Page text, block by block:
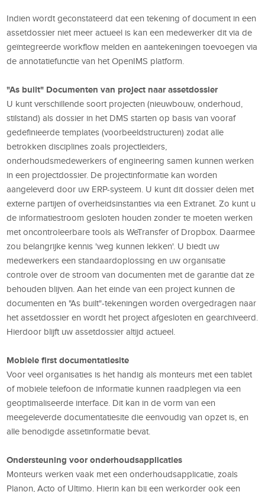
Indien wordt geconstateerd dat een tekening of document in een
assetdossier niet meer actueel is kan een medewerker dit via de
geïntegreerde workflow melden en aantekeningen toevoegen via
de annotatiefunctie van het OpenIMS platform.
"As built" Documenten van project naar assetdossier
U kunt verschillende soort projecten (nieuwbouw, onderhoud,
stilstand) als dossier in het DMS starten op basis van vooraf
gedefinieerde templates (voorbeeldstructuren) zodat alle
betrokken disciplines zoals projectleiders,
onderhoudsmedewerkers of engineering samen kunnen werken
in een projectdossier. De projectinformatie kan worden
aangeleverd door uw ERP-systeem. U kunt dit dossier delen met
externe partijen of overheidsinstanties via een Extranet. Zo kunt u
de informatiestroom gesloten houden zonder te moeten werken
met oncontroleerbare tools als WeTransfer of Dropbox. Daarmee
zou belangrijke kennis 'weg kunnen lekken'. U biedt uw
medewerkers een standaardoplossing en uw organisatie
controle over de stroom van documenten met de garantie dat ze
behouden blijven. Aan het einde van een project kunnen de
documenten en "As built"-tekeningen worden overgedragen naar
het assetdossier en wordt het project afgesloten en gearchiveerd.
Hierdoor blijft uw assetdossier altijd actueel.
Mobiele first documentatiesite
Voor veel organisaties is het handig als monteurs met een tablet
of mobiele telefoon de informatie kunnen raadplegen via een
geoptimaliseerde interface. Dit kan in de vorm van een
meegeleverde documentatiesite die eenvoudig van opzet is, en
alle benodigde assetinformatie bevat.
Ondersteuning voor onderhoudsapplicaties
Monteurs werken vaak met een onderhoudsapplicatie, zoals
Planon, Acto of Ultimo. Hierin kan bij een werkorder ook een